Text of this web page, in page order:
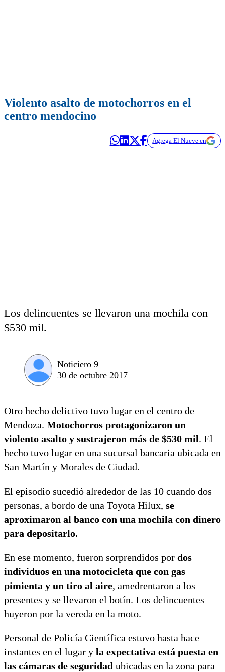
Violento asalto de motochorros en el
centro mendocino
Agrega El Nueve en
Los delincuentes se llevaron una mochila con
$530 mil.
Noticiero 9
30 de octubre 2017
Otro hecho delictivo tuvo lugar en el centro de
Mendoza. Motochorros protagonizaron un
violento asalto y sustrajeron más de $530 mil. El
hecho tuvo lugar en una sucursal bancaria ubicada en
San Martín y Morales de Ciudad.
El episodio sucedió alrededor de las 10 cuando dos
personas, a bordo de una Toyota Hilux, se
aproximaron al banco con una mochila con dinero
para depositarlo.
En ese momento, fueron sorprendidos por dos
individuos en una motocicleta que con gas
pimienta y un tiro al aire, amedrentaron a los
presentes y se llevaron el botín. Los delincuentes
huyeron por la vereda en la moto.
Personal de Policía Científica estuvo hasta hace
instantes en el lugar y la expectativa está puesta en
las cámaras de seguridad ubicadas en la zona para